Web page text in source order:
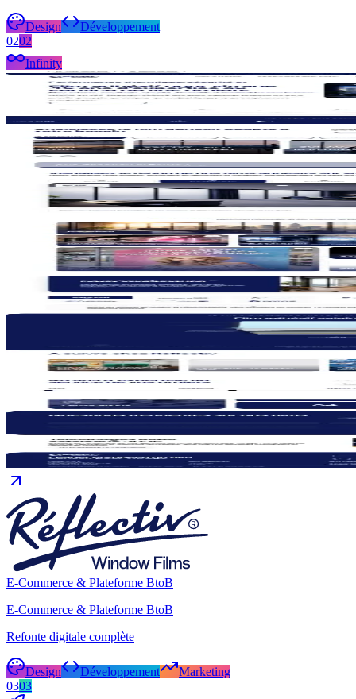
Design
Développement
0202
Infinity
E-Commerce & Plateforme BtoB
E-Commerce & Plateforme BtoB
Refonte digitale complète
Design Développement
Marketing
0303